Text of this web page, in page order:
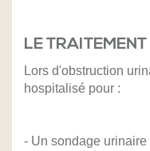
LE
Lors d'obstruction
hospitalisé pour :
- Un sondage